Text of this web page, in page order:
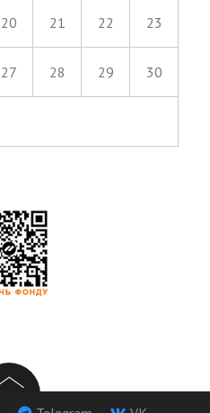
20 21 22 23
27 28 29 30